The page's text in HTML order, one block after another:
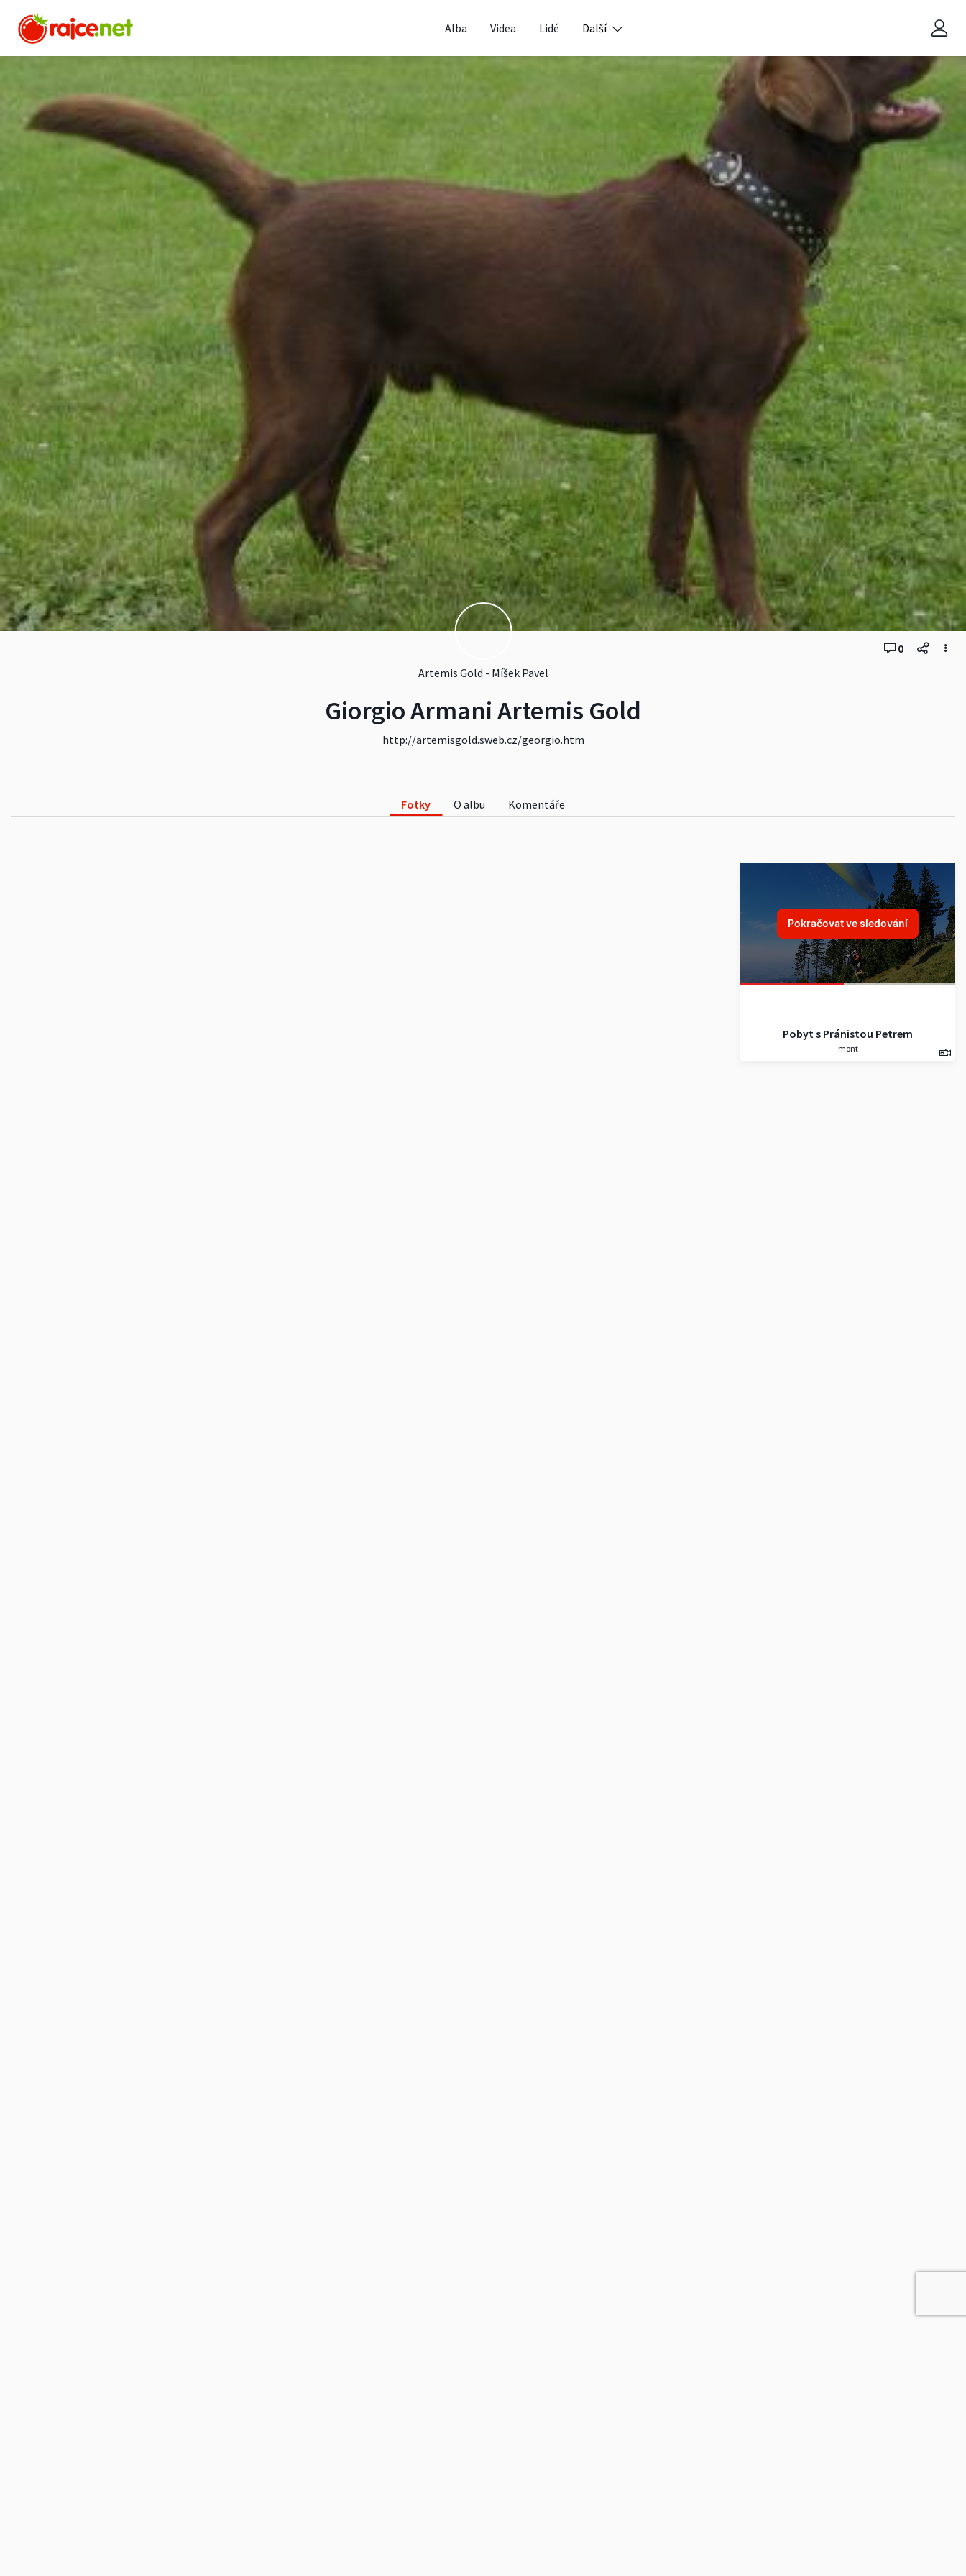
Alba Videa Lidé Další
Artemis Gold - Míšek Pavel
Giorgio Armani Artemis Gold
http://artemisgold.sweb.cz/georgio.htm
0
Fotky O albu Komentáře
Pokračovat ve sledování
Pobyt s Pránistou Petrem
Tichým
mont